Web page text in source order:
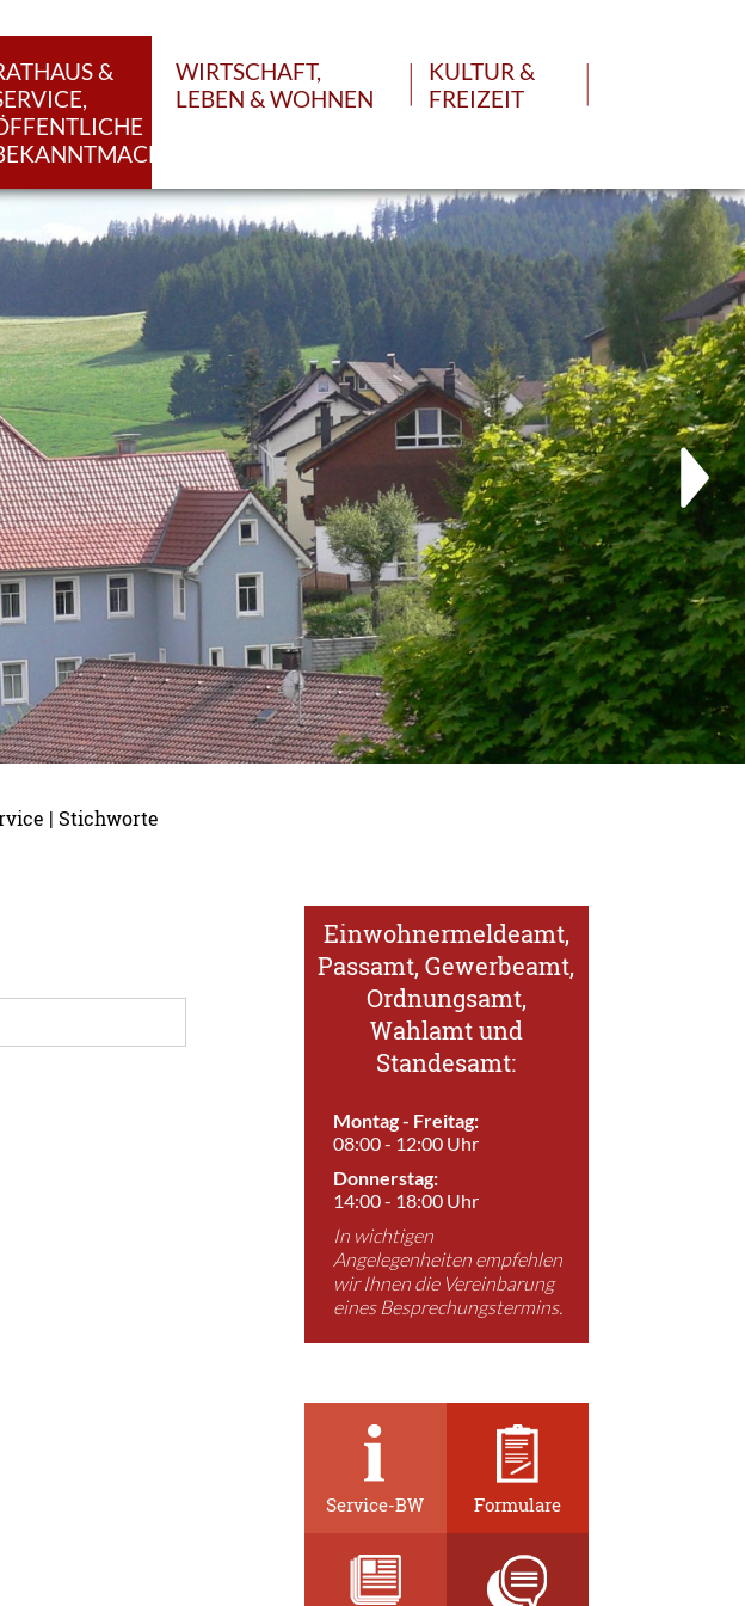
&
WIRTSCHAFT,
LEBEN & WOHNEN
KULTUR &
FREIZEIT
| Stichworte
Einwohnermeldeamt,
Passamt, Gewerbeamt,
Ordnungsamt,
Wahlamt und
Standesamt:
Montag - Freitag:
08:00 - 12:00 Uhr
Donnerstag:
14:00 - 18:00 Uhr
In wichtigen
Angelegenheiten empfehlen
wir Ihnen die Vereinbarung
eines Besprechungstermins.
Service-BW Formulare